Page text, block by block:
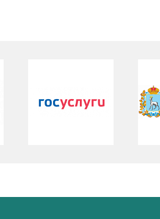
Следующее изображение